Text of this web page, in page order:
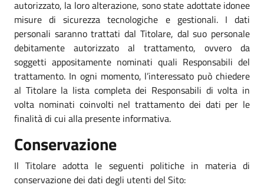
autorizzato, la loro alterazione, sono state adottate idonee
misure di sicurezza tecnologiche e gestionali. I dati
personali saranno trattati dal Titolare, dal suo personale
debitamente autorizzato al trattamento, ovvero da
soggetti appositamente nominati quali Responsabili del
trattamento. In ogni momento, l’interessato può chiedere
al Titolare la lista completa dei Responsabili di volta in
volta nominati coinvolti nel trattamento dei dati per le
finalità di cui alla presente informativa.
Conservazione
Il Titolare adotta le seguenti politiche in materia di
conservazione dei dati degli utenti del Sito: